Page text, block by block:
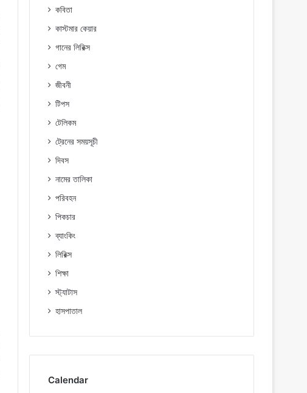
কবিতা
কাস্টমার কেয়ার
গানের লিরিক্স
গেম
জীবনী
টিপস
টেলিকম
ট্রেনের সময়সূচী
দিবস
নামের তালিকা
পরিবহন
পিকচার
ব্যাংকিং
লিরিক্স
শিক্ষা
স্ট্যাটাস
হাসপাতাল
Calendar